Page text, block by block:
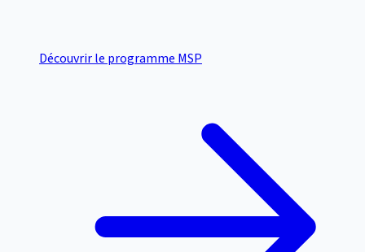
Découvrir le programme MSP